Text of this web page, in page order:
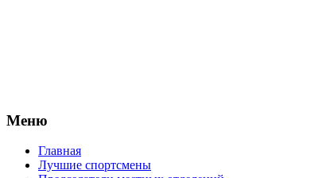
Меню
Главная
Лучшие спортсмены